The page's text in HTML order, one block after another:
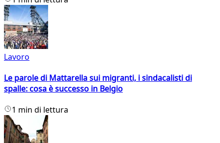
Lavoro
Le parole di Mattarella sui migranti, i sindacalisti di
spalle: cosa è successo in Belgio
1 min di lettura